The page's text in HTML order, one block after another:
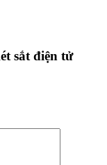
sắt điện tử